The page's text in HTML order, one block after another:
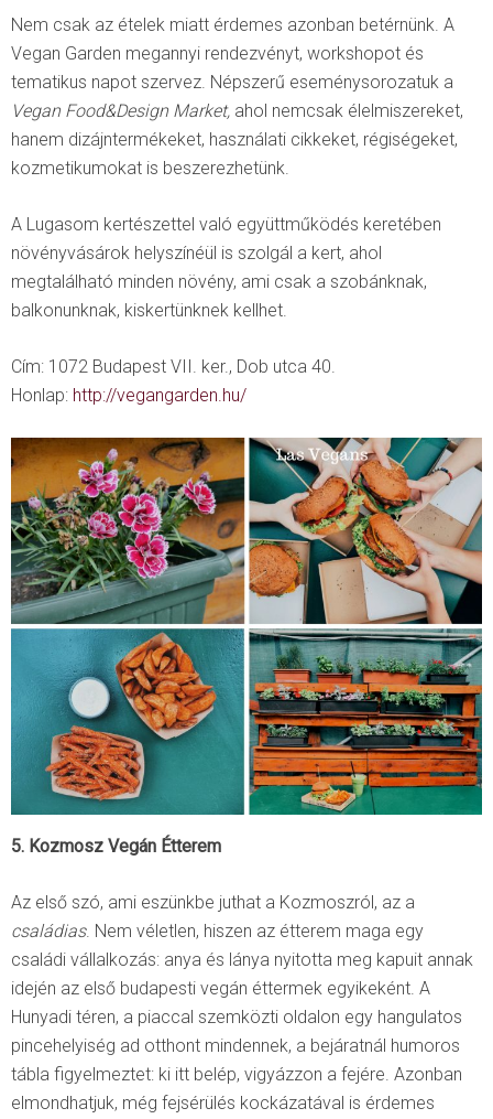
Nem csak az ételek miatt érdemes azonban betérnünk. A
Vegan Garden megannyi rendezvényt, workshopot és
tematikus napot szervez. Népszerű eseménysorozatuk a
Vegan Food&Design Market, ahol nemcsak élelmiszereket,
hanem dizájntermékeket, használati cikkeket, régiségeket,
kozmetikumokat is beszerezhetünk.
A Lugasom kertészettel való együttműködés keretében
növényvásárok helyszínéül is szolgál a kert, ahol
megtalálható minden növény, ami csak a szobánknak,
balkonunknak, kiskertünknek kellhet.
Cím: 1072 Budapest VII. ker., Dob utca 40.
Honlap: http://vegangarden.hu/
5. Kozmosz Vegán Étterem
Az első szó, ami eszünkbe juthat a Kozmoszról, az a
családias. Nem véletlen, hiszen az étterem maga egy
családi vállalkozás: anya és lánya nyitotta meg kapuit annak
idején az első budapesti vegán éttermek egyikeként. A
Hunyadi téren, a piaccal szemközti oldalon egy hangulatos
pincehelyiség ad otthont mindennek, a bejáratnál humoros
tábla figyelmeztet: ki itt belép, vigyázzon a fejére. Azonban
elmondhatjuk, még fejsérülés kockázatával is érdemes